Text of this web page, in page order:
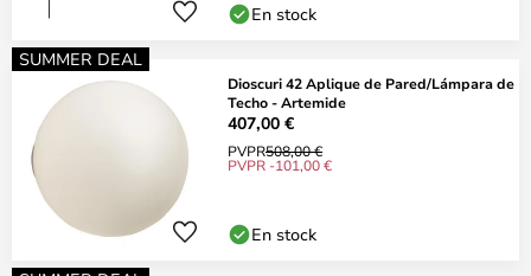
En stock
SUMMER DEAL
Dioscuri 42 Aplique de Pared/Lámpara de
Techo - Artemide
407,00 €
PVPR508,00 €
PVPR -101,00 €
En stock